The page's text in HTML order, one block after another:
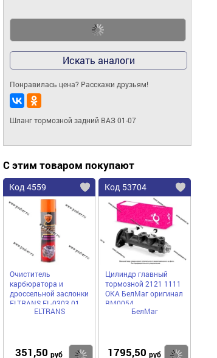
Искать аналоги
Понравилась цена? Расскажи друзьям!
Шланг тормозной задний ВАЗ 01-07
С этим товаром покупают
Код 4559
Очиститель
карбюратора и
дроссельной заслонки
ELTRANS EL-0303.01
400мл аэрозоль
ELTRANS
351,50 руб
Код 53704
Цилиндр главный
тормозной 2121 1111
ОКА БелМаг оригинал
BM0054
БелМаг
1795,50 руб